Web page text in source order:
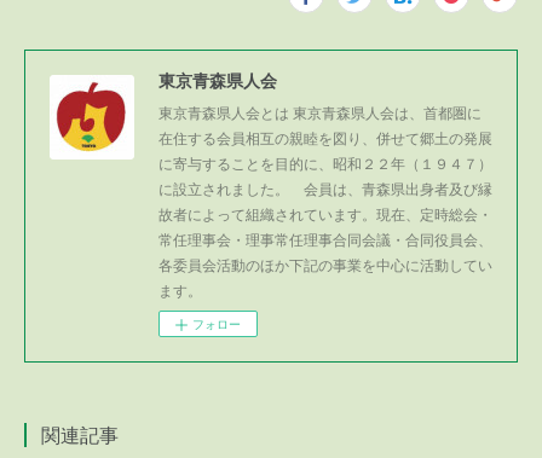
東京青森県人会
東京青森県人会とは 東京青森県人会は、首都圏に
在住する会員相互の親睦を図り、併せて郷土の発展
に寄与することを目的に、昭和２２年（１９４７）
に設立されました。 会員は、青森県出身者及び縁
故者によって組織されています。現在、定時総会・
常任理事会・理事常任理事合同会議・合同役員会、
各委員会活動のほか下記の事業を中心に活動してい
ます。
フォロー
関連記事